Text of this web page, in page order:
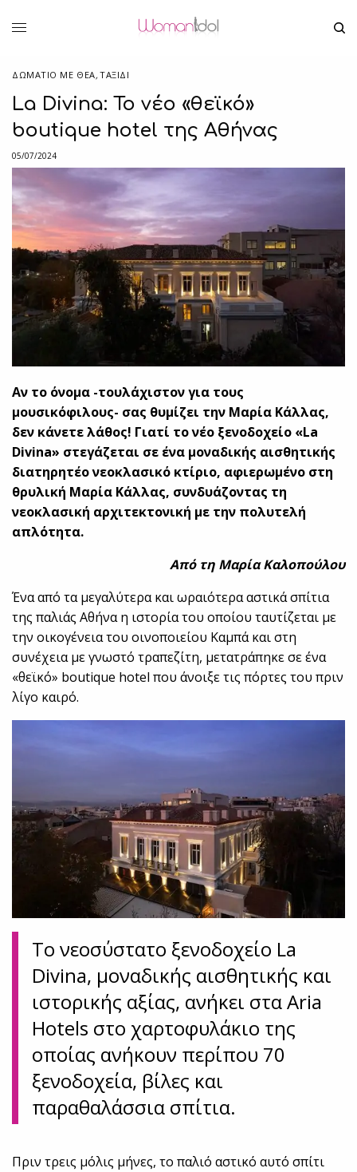
ΔΩΜΆΤΙΟ ΜΕ ΘΈΑ, ΤΑΞΙΔΙ
La Divina: Το νέο «θεϊκό»
boutique hotel της Αθήνας
05/07/2024
Αν το όνομα -τουλάχιστον για τους
μουσικόφιλους- σας θυμίζει την Μαρία Κάλλας,
δεν κάνετε λάθος! Γιατί το νέο ξενοδοχείο «La
Divina» στεγάζεται σε ένα μοναδικής αισθητικής
διατηρητέο νεοκλασικό κτίριο, αφιερωμένο στη
θρυλική Μαρία Κάλλας, συνδυάζοντας τη
νεοκλασική αρχιτεκτονική με την πολυτελή
απλότητα.
Από τη Μαρία Καλοπούλου
Ένα από τα μεγαλύτερα και ωραιότερα αστικά σπίτια
της παλιάς Αθήνα η ιστορία του οποίου ταυτίζεται με
την οικογένεια του οινοποιείου Καμπά και στη
συνέχεια με γνωστό τραπεζίτη, μετατράπηκε σε ένα
«θεϊκό» boutique hotel που άνοιξε τις πόρτες του πριν
λίγο καιρό.
To νεοσύστατο ξενοδοχείο La
Divina, μοναδικής αισθητικής και
ιστορικής αξίας, ανήκει στα Aria
Hotels στο χαρτοφυλάκιο της
οποίας ανήκουν περίπου 70
ξενοδοχεία, βίλες και
παραθαλάσσια σπίτια.
Πριν τρεις μόλις μήνες, το παλιό αστικό αυτό σπίτι